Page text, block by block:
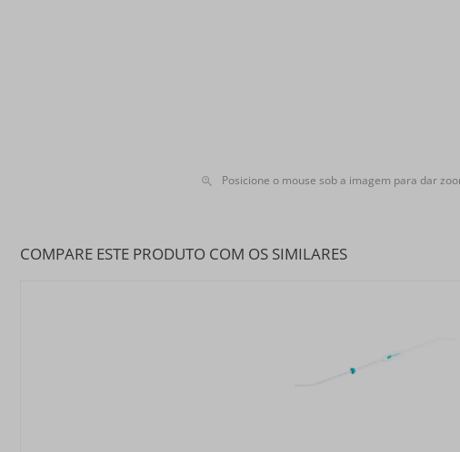
Posicione o mouse sob a imagem para dar
COMPARE ESTE PRODUTO COM OS SIMILARES